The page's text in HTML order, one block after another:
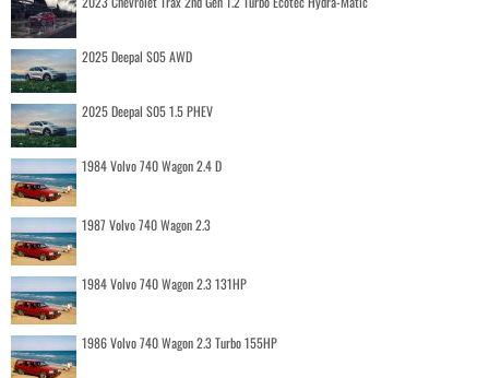
2025 Deepal S05 AWD
2025 Deepal S05 1.5 PHEV
1984 Volvo 740 Wagon 2.4 D
1987 Volvo 740 Wagon 2.3
1984 Volvo 740 Wagon 2.3 131HP
1986 Volvo 740 Wagon 2.3 Turbo 155HP